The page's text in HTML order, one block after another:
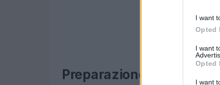
I want
Opted
I want
Opted
I want
Preparazione rapida e